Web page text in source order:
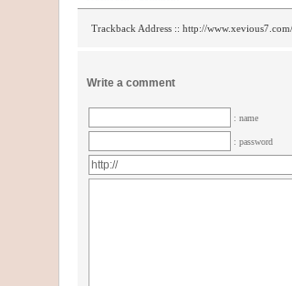
Trackback Address :: http://
Write a comment
: name
: password